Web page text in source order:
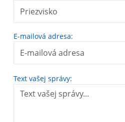
E-mailová adresa:
Text vašej správy: